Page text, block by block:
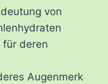
von
für deren
Augenmerk